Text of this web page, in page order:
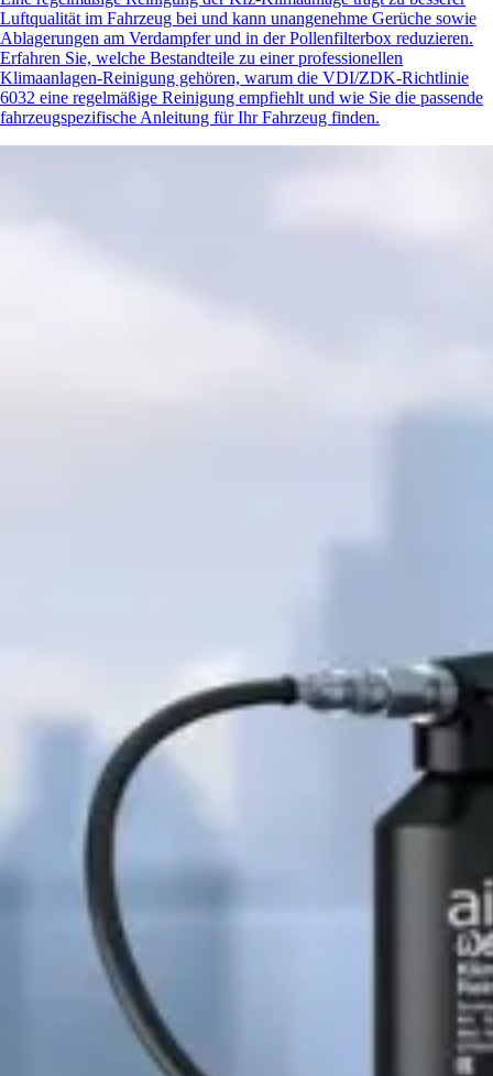
Luftqualität im Fahrzeug bei und kann unangenehme Gerüche sowie
Ablagerungen am Verdampfer und in der Pollenfilterbox reduzieren.
Erfahren Sie, welche Bestandteile zu einer professionellen
Klimaanlagen-Reinigung gehören, warum die VDI/ZDK-Richtlinie
6032 eine regelmäßige Reinigung empfiehlt und wie Sie die passende
fahrzeugspezifische Anleitung für Ihr Fahrzeug finden.